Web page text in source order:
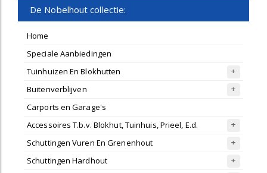
De Nobelhout collectie:
Home
Speciale Aanbiedingen
Tuinhuizen En Blokhutten
Buitenverblijven
Carports en Garage's
Accessoires T.b.v. Blokhut, Tuinhuis, Prieel, E.d.
Schuttingen Vuren En Grenenhout
Schuttingen Hardhout